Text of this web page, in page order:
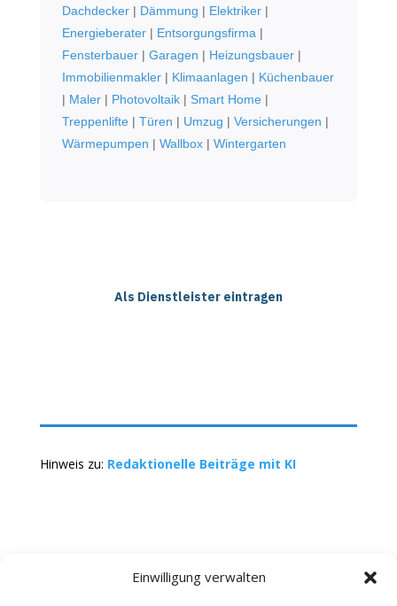
Einwilligung verwalten
Dachdecker| Dämmung | Elektriker|
Energieberater| Entsorgungsfirma |
Fensterbauer| Garagen | Heizungsbauer|
Immobilienmakler| Klimaanlagen | Küchenbauer
| Maler| Photovoltaik| Smart Home|
Treppenlifte| Türen | Umzug | Versicherungen |
Wärmepumpen | Wallbox| Wintergarten
Als Dienstleister eintragen
Hinweis zu: Redaktionelle Beiträge mit KI